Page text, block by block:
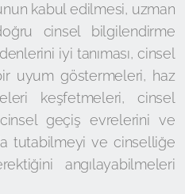
kabul edilmesi, uzman
cinsel bilgilendirme
iyi tanıması, cinsel
uyum göstermeleri, haz
keşfetmeleri, cinsel
cinsel geçiş evrelerini ve
tutabilmeyi ve cinselliğe
angılayabilmeleri